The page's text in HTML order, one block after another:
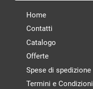
Home
Contatti
Catalogo
Offerte
Spese di spedizione
Termini e Condizioni